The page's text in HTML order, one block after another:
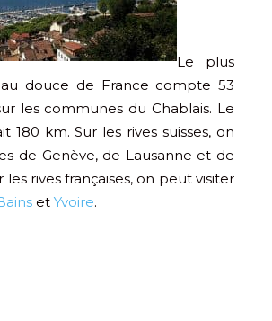
Le plus
douce de France compte 53
les communes du Chablais. Le
180 km. Sur les rives suisses, on
de Genève, de Lausanne et de
les rives françaises, on peut visiter
et Yvoire.